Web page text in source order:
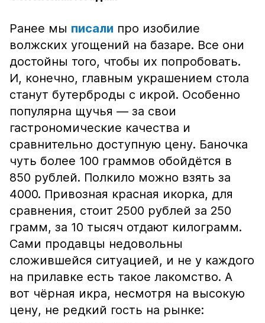
Ранее мы писали про изобилие
волжских угощений на базаре. Все они
достойны того, чтобы их попробовать.
И, конечно, главным украшением стола
станут бутерброды с икрой. Особенно
популярна щучья — за свои
гастрономические качества и
сравнительно доступную цену. Баночка
чуть более 100 граммов обойдётся в
850 рублей. Полкило можно взять за
4000. Привозная красная икорка, для
сравнения, стоит 2500 рублей за 250
грамм, за 10 тысяч отдают килограмм.
Сами продавцы недовольны
сложившейся ситуацией, и не у каждого
на прилавке есть такое лакомство. А
вот чёрная икра, несмотря на высокую
цену, не редкий гость на рынке: